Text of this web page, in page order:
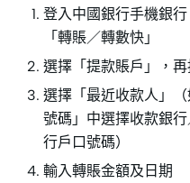
登入中國銀行手機銀
「轉賬／轉數快」
選擇「提款賬戶」，再
選擇「最近收款人」
號碼」中選擇收款銀
行戶口號碼）
輸入轉賬金額及日期